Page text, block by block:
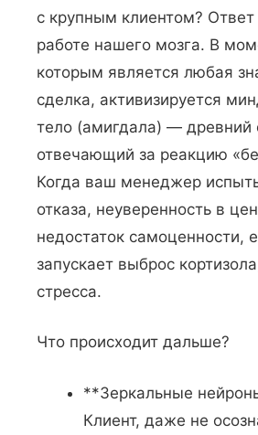
с крупным клиентом?
работе нашего мозга. В
которым является любая
сделка, активизируется
тело (амигдала) — древний
отвечающий за реакцию
Когда ваш менеджер
отказа, неуверенность в
недостаток самоценности,
запускает выброс
стресса.
Что происходит дальше?
**Зеркальные
Клиент, даже не